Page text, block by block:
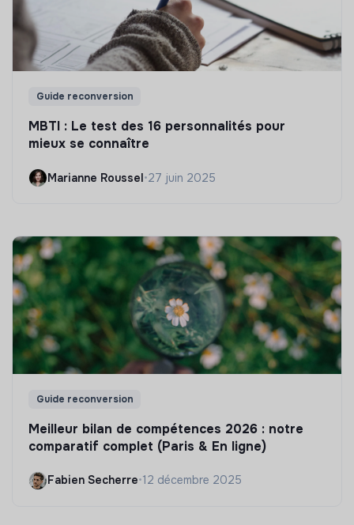
Guide reconversion
MBTI : Le test des 16 personnalités pour
mieux se connaître
Marianne Roussel•27 juin 2025
Guide reconversion
Meilleur bilan de compétences 2026 : notre
comparatif complet (Paris & En ligne)
Fabien Secherre•12 décembre 2025